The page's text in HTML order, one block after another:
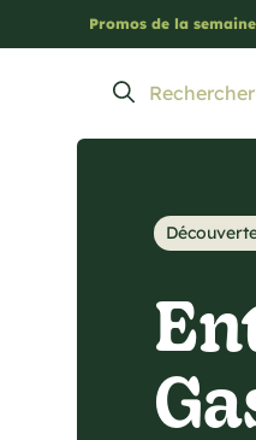
Promos de la semaine